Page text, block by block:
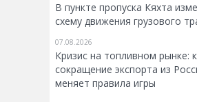
В пункте пропуска Кяхта
схему движения грузового
07.08.2026
Кризис на топливном рынке:
сокращение экспорта из
меняет правила игры